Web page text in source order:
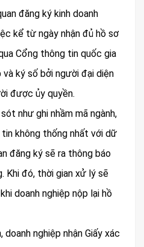
đăng ký kinh doanh
kể từ ngày nhận đủ hồ sơ
Cổng thông tin quốc gia
ký số bởi người đại diện
được ủy quyền.
như ghi nhầm mã ngành,
không thống nhất với dữ
đăng ký sẽ ra thông báo
Khi đó, thời gian xử lý sẽ
doanh nghiệp nộp lại hồ
nghiệp nhận Giấy xác